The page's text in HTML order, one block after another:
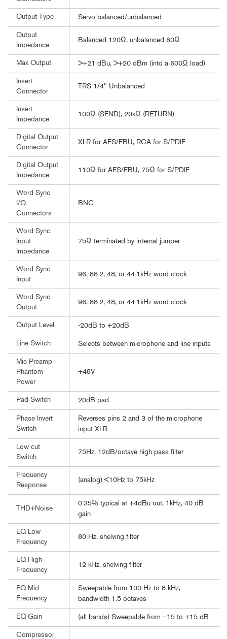
Output Type Servo-balanced/unbalanced
Output
Impedance
Balanced 120Ω, unbalanced 60Ω
Max Output >+21 dBu, >+20 dBm (into a 600Ω load)
Insert
Connector
TRS 1/4" Unbalanced
Insert
Impedance
100Ω (SEND), 20kΩ (RETURN)
Digital Output
Connector
XLR for AES/EBU, RCA for S/PDIF
Digital Output
Impedance
110Ω for AES/EBU, 75Ω for S/PDIF
Word Sync
I/O
Connectors
BNC
Word Sync
Input
Impedance
75Ω terminated by internal jumper
Word Sync
Input
96, 88.2, 48, or 44.1kHz word clock
Word Sync
Output
96, 88.2, 48, or 44.1kHz word clock
Output Level -20dB to +20dB
Line Switch Selects between microphone and line inputs
Mic Preamp
Phantom
Power
+48V
Pad Switch 20dB pad
Phase Invert
Switch
Reverses pins 2 and 3 of the microphone
input XLR
Low cut
Switch
75Hz, 12dB/octave high pass filter
Frequency
Response
(analog) <10Hz to 75kHz
THD+Noise
0.35% typical at +4dBu out, 1kHz, 40 dB
gain
EQ Low
Frequency
80 Hz, shelving filter
EQ High
Frequency
12 kHz, shelving filter
EQ Mid
Frequency
Sweepable from 100 Hz to 8 kHz,
bandwidth 1.5 octaves
EQ Gain (all bands) Sweepable from –15 to +15 dB
Compressor